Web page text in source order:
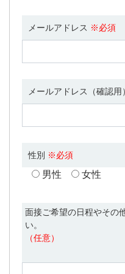
メールアドレス ※必須
メールアドレス（確認用
性別 ※必須
男性 女性
面接ご希望の日程やその
い。
（任意）